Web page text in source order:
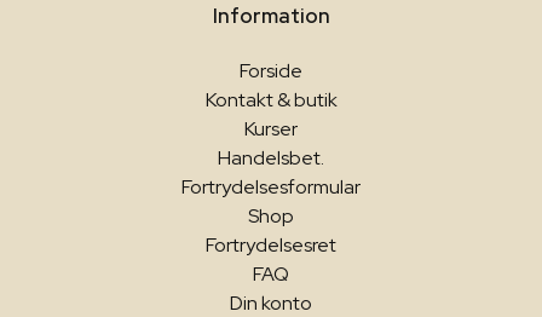
Information
Forside
Kontakt & butik
Kurser
Handelsbet.
Fortrydelsesformular
Shop
Fortrydelsesret
FAQ
Din konto